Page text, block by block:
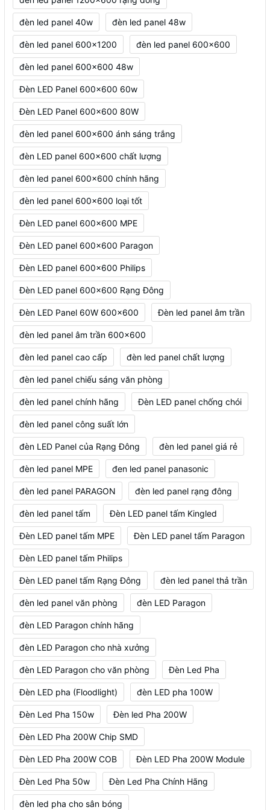
đèn led panel 40w đèn led panel 48w
đèn led panel 600x1200 đèn led panel 600x600
đèn led panel 600x600 48w
Đèn LED Panel 600x600 60w
Đèn LED Panel 600x600 80W
đèn led panel 600x600 ánh sáng trắng
đèn LED panel 600x600 chất lượng
đèn led panel 600x600 chính hãng
đèn led panel 600x600 loại tốt
Đèn LED panel 600x600 MPE
Đèn LED panel 600x600 Paragon
Đèn LED panel 600x600 Philips
Đèn LED panel 600x600 Rạng Đông
Đèn LED Panel 60W 600x600 Đèn led panel âm trần
đèn led panel âm trần 600x600
đèn led panel cao cấp đèn led panel chất lượng
đèn led panel chiếu sáng văn phòng
đèn led panel chính hãng Đèn LED panel chống chói
đèn led panel công suất lớn
đèn LED Panel của Rạng Đông đèn led panel giá rẻ
đèn led panel MPE đen led panel panasonic
đèn led panel PARAGON đèn led panel rạng đông
đèn led panel tấm Đèn LED panel tấm Kingled
Đèn LED panel tấm MPE Đèn LED panel tấm Paragon
Đèn LED panel tấm Philips
Đèn LED panel tấm Rạng Đông đèn led panel thả trần
đèn led panel văn phòng đèn LED Paragon
đèn LED Paragon chính hãng
đèn LED Paragon cho nhà xưởng
đèn LED Paragon cho văn phòng Đèn Led Pha
Đèn LED pha (Floodlight) đèn LED pha 100W
Đèn Led Pha 150w Đèn led Pha 200W
Đèn LED Pha 200W Chip SMD
Đèn LED Pha 200W COB Đèn LED Pha 200W Module
Đèn Led Pha 50w Đèn Led Pha Chính Hãng
đèn led pha cho sân bóng